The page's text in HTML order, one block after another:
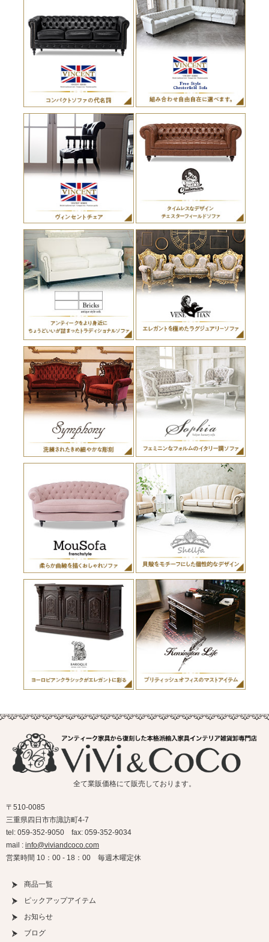
全て業販価格にて販売しております。
〒510-0085
三重県四日市市諏訪町4-7
tel: 059-352-9050 fax: 059-352-9034
mail : info@viviandcoco.com
営業時間 10：00 - 18：00 毎週木曜定休
商品一覧
ピックアップアイテム
お知らせ
ブログ